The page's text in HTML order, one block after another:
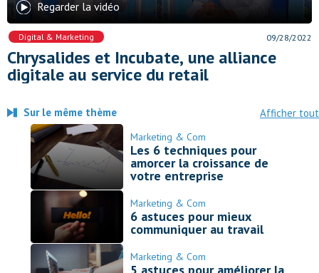
Regarder la vidéo
Digital & Marketing 09/28/2022
Chrysalides et Incubate, une alliance
digitale au service du retail
Sur le même thème Afficher tout
Marketing & Com
Les 6 techniques pour
amorcer la croissance de
votre entreprise
Marketing & Com
6 astuces pour mieux
communiquer au travail
Marketing & Com